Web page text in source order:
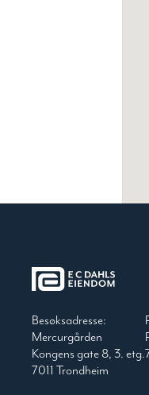
Besøksadresse:
Mercurgården
Kongens gate 8, 3. etg.
7011 Trondheim